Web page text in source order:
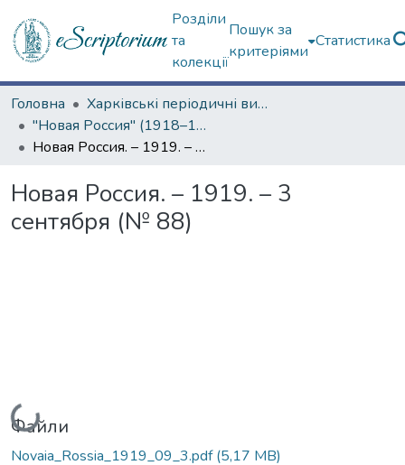
Розділи
та
колекції
Пошук за
критеріями
Статистика
Головна
Харківські періодичні видання
"Новая Россия" (1918–1919 гг.)
Новая Россия. – 1919. – 3 сентября (№ 88)
Новая Россия. – 1919. – 3
сентября (№ 88)
Вантажиться...
Файли
Novaia_Rossia_1919_09_3.pdf(5,17 MB)